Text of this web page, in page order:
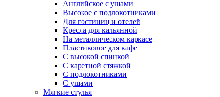
Английское с ушами
Высокое с подлокотниками
Для гостиниц и отелей
Кресла для кальянной
На металлическом каркасе
Пластиковое для кафе
С высокой спинкой
С каретной стяжкой
С подлокотниками
С ушами
Мягкие стулья